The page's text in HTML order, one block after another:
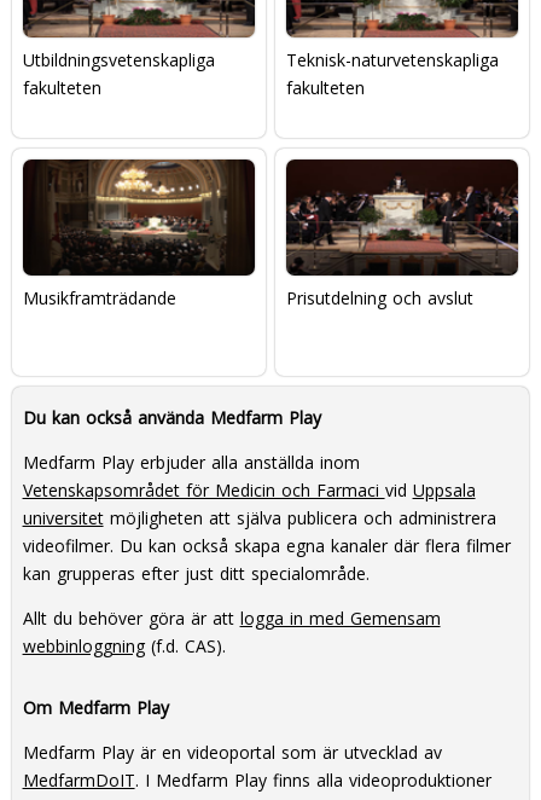
Utbildningsvetenskapliga
fakulteten
Teknisk-naturvetenskapliga
fakulteten
Musikframträdande Prisutdelning och avslut
Du kan också använda Medfarm Play
Medfarm Play erbjuder alla anställda inom
Vetenskapsområdet för Medicin och Farmaci vid Uppsala
universitetmöjligheten att själva publicera och administrera
videofilmer. Du kan också skapa egna kanaler där flera filmer
kan grupperas efter just ditt specialområde.
Allt du behöver göra är att logga in med Gemensam
webbinloggning(f.d. CAS).
Om Medfarm Play
Medfarm Play är en videoportal som är utvecklad av
MedfarmDoIT. I Medfarm Play finns alla videoproduktioner